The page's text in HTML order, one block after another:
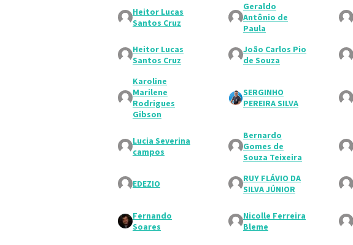
Heitor Lucas
Santos Cruz
Geraldo
Antônio de
Paula
Heitor Lucas
Santos Cruz
João Carlos Pio
de Souza
Karoline
Marilene
Rodrigues
Gibson
SERGINHO
PEREIRA SILVA
Lucia Severina
campos
Bernardo
Gomes de
Souza Teixeira
EDEZIO
RUY FLÁVIO DA
SILVA JÚNIOR
Fernando
Soares
Nicolle Ferreira
Bleme